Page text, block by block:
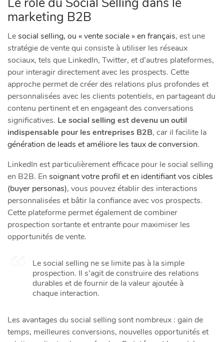
marketing B2B
Lesocial selling, ou « vente sociale » en français, est une
stratégie de vente qui consiste à utiliser les réseaux
sociaux, tels que LinkedIn, Twitter, et d’autres plateformes,
pour interagir directement avec les prospects. Cette
approche permet de créer des relations plus profondes et
personnalisées avec les clients potentiels, en partageant du
contenu pertinent et en engageant des conversations
significatives. Le social selling est devenu un outil
indispensable pour les entreprises B2B, car il facilite la
génération de leads et améliore les taux de conversion.
LinkedIn est particulièrement efficace pour le social selling
en B2B. En soignant votre profil et en identifiant vos cibles
(buyer personas), vous pouvez établir des interactions
personnalisées et bâtir la confiance avec vos prospects.
Cette plateforme permet également de combiner
prospection sortante et entrante pour maximiser les
opportunités de vente.
Le social selling ne se limite pas à la simple
prospection. Il s’agit de construire des relations
durables et de fournir de la valeur ajoutée à
chaque interaction.
Les avantages du social selling sont nombreux : gain de
temps, meilleures conversions, nouvelles opportunités et